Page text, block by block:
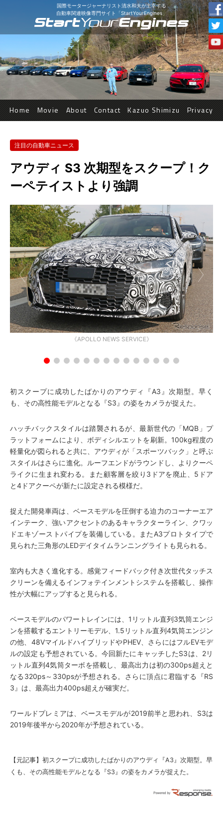
国際モータージャーナリスト清水和夫が主宰する
自動車関連映像専門サイト「StartYourEngines」
Home Movie About Contact Kazuo Shimizu Privacy
注目の自動車ニュース
アウディ S3 次期型をスクープ！ク
ーペテイストより強調
《APOLLO NEWS SERVICE》
初スクープに成功したばかりのアウディ『A3』次期型。早く
も、その高性能モデルとなる『S3』の姿をカメラが捉えた。
ハッチバックスタイルは踏襲されるが、最新世代の「MQB」プ
ラットフォームにより、ボディシルエットを刷新。100kg程度の
軽量化が図られると共に、アウディが「スポーツバック」と呼ぶ
スタイルはさらに進化。ルーフエンドがラウンドし、よりクーペ
ライクに生まれ変わる。また顧客層を絞り3ドアを廃止、5ドア
と4ドアクーペが新たに設定される模様だ。
捉えた開発車両は、ベースモデルを圧倒する迫力のコーナーエア
インテーク、強いアクセントのあるキャラクターライン、クワッ
ドエキゾーストパイプを装備している。またA3プロトタイプで
見られた三角形のLEDデイタイムランニングライトも見られる。
室内も大きく進化する。感覚フィードバック付き次世代タッチス
クリーンを備えるインフォテインメントシステムを搭載し、操作
性が大幅にアップすると見られる。
ベースモデルのパワートレインには、1リットル直列3気筒エンジ
ンを搭載するエントリーモデル、1.5リットル直列4気筒エンジン
の他、48VマイルドハイブリッドやPHEV、さらにはフルEVモデ
ルの設定も予想されている。今回新たにキャッチしたS3は、2リ
ットル直列4気筒ターボを搭載し、最高出力は初の300ps超えと
なる320ps～330psが予想される。さらに頂点に君臨する『RS
3』は、最高出力400ps超えが確実だ。
ワールドプレミアは、ベースモデルが2019前半と思われ、S3は
2019年後半から2020年が予想されている。
【元記事】 初スクープに成功したばかりのアウディ『A3』次期型。早
くも、その高性能モデルとなる『S3』の姿をカメラが捉えた。